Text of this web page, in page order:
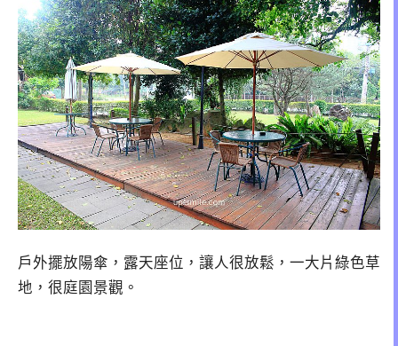
戶外擺放陽傘，露天座位，讓人很放鬆，一大片綠色草
地，很庭園景觀。